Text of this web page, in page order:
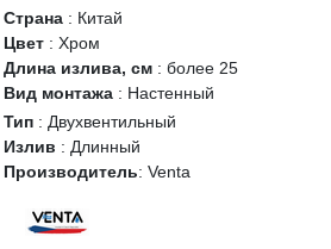
Страна : Китай
Цвет : Хром
Длина излива, см : более 25
Вид монтажа : Настенный
Тип : Двухвентильный
Излив : Длинный
Производитель: Venta